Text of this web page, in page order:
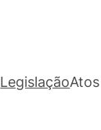
Legislação